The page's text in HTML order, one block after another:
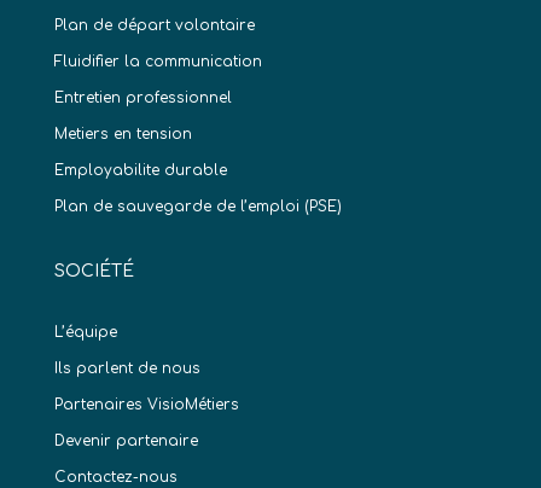
Plan de départ volontaire
Fluidifier la communication
Entretien professionnel
Metiers en tension
Employabilite durable
Plan de sauvegarde de l’emploi (PSE)
SOCIÉTÉ
L’équipe
Ils parlent de nous
Partenaires VisioMétiers
Devenir partenaire
Contactez-nous